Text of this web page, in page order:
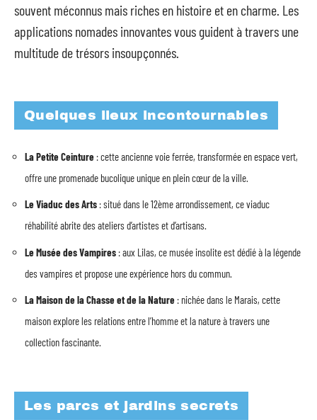
souvent méconnus mais riches en histoire et en charme. Les
applications nomades innovantes vous guident à travers une
multitude de trésors insoupçonnés.
Quelques lieux incontournables
La Petite Ceinture : cette ancienne voie ferrée, transformée en espace vert,
offre une promenade bucolique unique en plein cœur de la ville.
Le Viaduc des Arts : situé dans le 12ème arrondissement, ce viaduc
réhabilité abrite des ateliers d’artistes et d’artisans.
Le Musée des Vampires : aux Lilas, ce musée insolite est dédié à la légende
des vampires et propose une expérience hors du commun.
La Maison de la Chasse et de la Nature : nichée dans le Marais, cette
maison explore les relations entre l’homme et la nature à travers une
collection fascinante.
Les parcs et jardins secrets